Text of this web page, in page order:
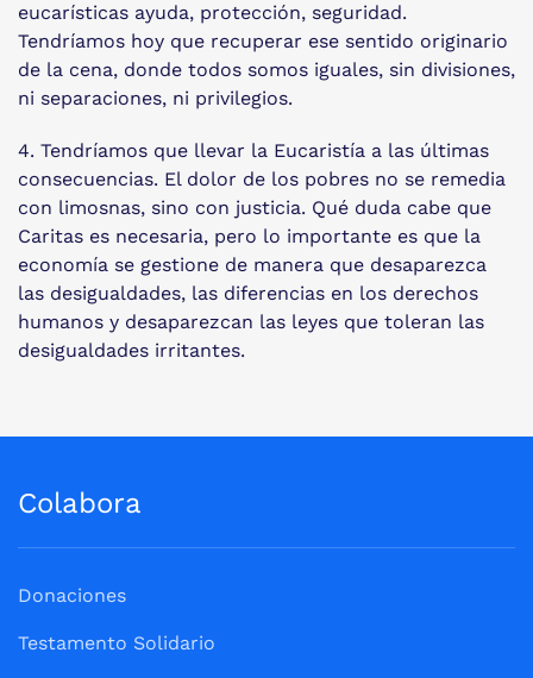
eucarísticas ayuda, protección, seguridad.
Tendríamos hoy que recuperar ese sentido originario
de la cena, donde todos somos iguales, sin divisiones,
ni separaciones, ni privilegios.
4. Tendríamos que llevar la Eucaristía a las últimas
consecuencias. El dolor de los pobres no se remedia
con limosnas, sino con justicia. Qué duda cabe que
Caritas es necesaria, pero lo importante es que la
economía se gestione de manera que desaparezca
las desigualdades, las diferencias en los derechos
humanos y desaparezcan las leyes que toleran las
desigualdades irritantes.
Colabora
Donaciones
Testamento Solidario